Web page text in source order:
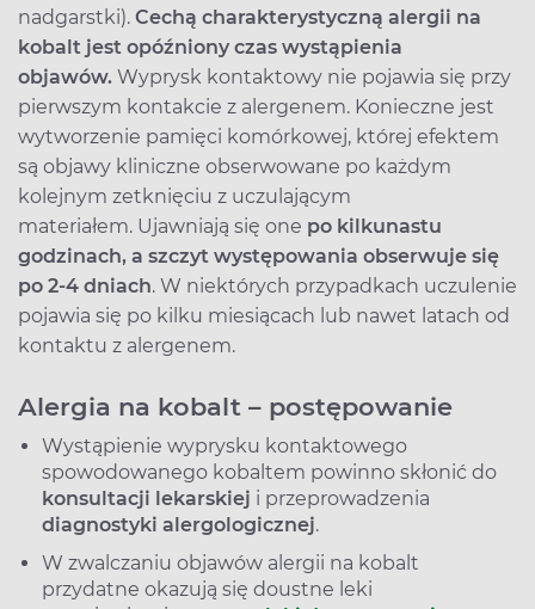
nadgarstki). Cechą charakterystyczną alergii na
kobalt jest opóźniony czas wystąpienia
objawów. Wyprysk kontaktowy nie pojawia się przy
pierwszym kontakcie z alergenem. Konieczne jest
wytworzenie pamięci komórkowej, której efektem
są objawy kliniczne obserwowane po każdym
kolejnym zetknięciu z uczulającym
materiałem. Ujawniają się one po kilkunastu
godzinach, a szczyt występowania obserwuje się
po 2-4 dniach. W niektórych przypadkach uczulenie
pojawia się po kilku miesiącach lub nawet latach od
kontaktu z alergenem.
Alergia na kobalt – postępowanie
Wystąpienie wyprysku kontaktowego
spowodowanego kobaltem powinno skłonić do
konsultacji lekarskiej i przeprowadzenia
diagnostyki alergologicznej.
W zwalczaniu objawów alergii na kobalt
przydatne okazują się doustne leki